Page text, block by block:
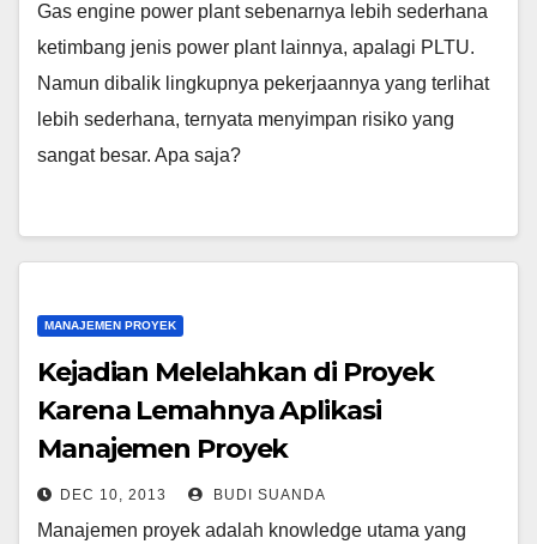
Gas engine power plant sebenarnya lebih sederhana
ketimbang jenis power plant lainnya, apalagi PLTU.
Namun dibalik lingkupnya pekerjaannya yang terlihat
lebih sederhana, ternyata menyimpan risiko yang
sangat besar. Apa saja?
MANAJEMEN PROYEK
Kejadian Melelahkan di Proyek
Karena Lemahnya Aplikasi
Manajemen Proyek
DEC 10, 2013 BUDI SUANDA
Manajemen proyek adalah knowledge utama yang